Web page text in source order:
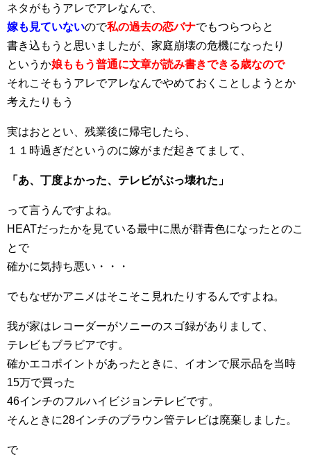
ネタがもうアレでアレなんで、
嫁も見ていないので私の過去の恋バナでもつらつらと
書き込もうと思いましたが、家庭崩壊の危機になったり
というか娘ももう普通に文章が読み書きできる歳なので
それこそもうアレでアレなんでやめておくことしようとか
考えたりもう
実はおととい、残業後に帰宅したら、
１１時過ぎだというのに嫁がまだ起きてまして、
「あ、丁度よかった、テレビがぶっ壊れた」
って言うんですよね。
HEATだったかを見ている最中に黒が群青色になったとのこ
とで
確かに気持ち悪い・・・
でもなぜかアニメはそこそこ見れたりするんですよね。
我が家はレコーダーがソニーのスゴ録がありまして、
テレビもブラビアです。
確かエコポイントがあったときに、イオンで展示品を当時
15万で買った
46インチのフルハイビジョンテレビです。
そんときに28インチのブラウン管テレビは廃棄しました。
で